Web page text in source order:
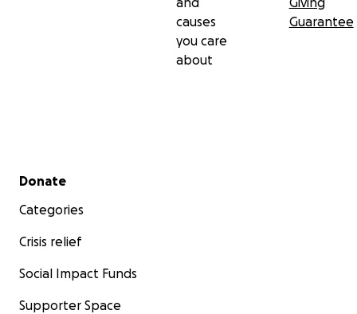
causes
you care
about
Guarantee
Secondary menu
Donate
Categories
Crisis relief
Social Impact Funds
Supporter Space